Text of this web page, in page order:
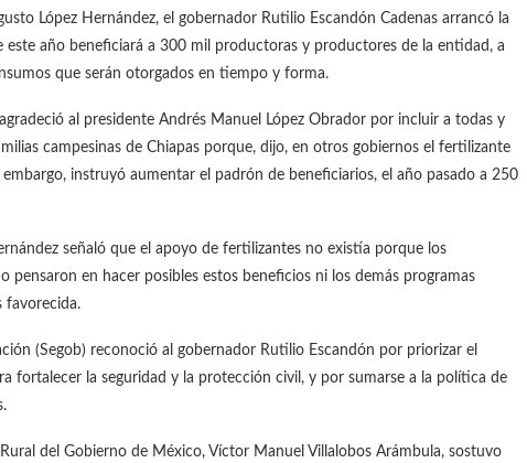
López Hernández, el gobernador Rutilio Escandón Cadenas arrancó la
este año beneficiará a 300 mil productoras y productores de la entidad, a
que serán otorgados en tiempo y forma.
al presidente Andrés Manuel López Obrador por incluir a todas y
campesinas de Chiapas porque, dijo, en otros gobiernos el fertilizante
instruyó aumentar el padrón de beneficiarios, el año pasado a 250
señaló que el apoyo de fertilizantes no existía porque los
pensaron en hacer posibles estos beneficios ni los demás programas
favorecida.
(Segob) reconoció al gobernador Rutilio Escandón por priorizar el
fortalecer la seguridad y la protección civil, y por sumarse a la política de
del Gobierno de México, Víctor Manuel Villalobos Arámbula, sostuvo